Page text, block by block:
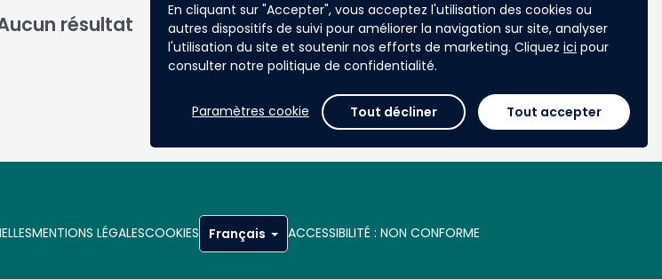
En cliquant sur "Accepter", vous acceptez l'utilisation des cookies ou
autres dispositifs de suivi pour améliorer la navigation sur site, analyser
l'utilisation du site et soutenir nos efforts de marketing. Cliquez ici pour
consulter notre politique de confidentialité.
Paramètres cookie Tout décliner Tout accepter
résultat
MENTIONS LÉGALESCOOKIES Français ACCESSIBILITÉ : NON CONFORME